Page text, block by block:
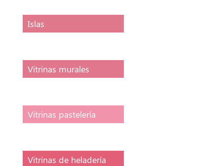
Islas
Vitrinas murales
Vitrinas pastelería
Vitrinas de heladería